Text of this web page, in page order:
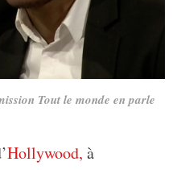
Tout le monde en parle
Hollywood, à